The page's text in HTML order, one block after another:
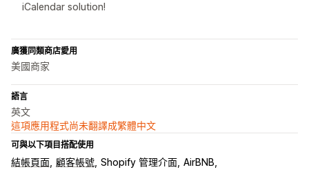
iCalendar solution!
廣獲同類商店愛用
美國商家
語言
英文
這項應用程式尚未翻譯成繁體中文
可與以下項目搭配使用
結帳頁面 顧客帳號 Shopify 管理介面 AirBNB